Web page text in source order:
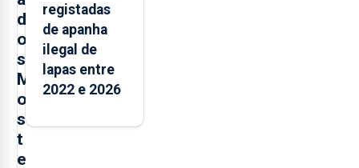
d
o
s
M
o
s
t
e
registadas
de apanha
ilegal de
lapas entre
2022 e 2026